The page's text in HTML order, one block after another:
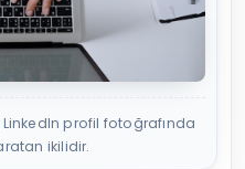
profil fotoğrafında
ikilidir.